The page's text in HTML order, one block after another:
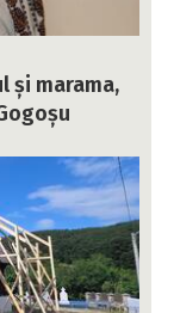
și marama,